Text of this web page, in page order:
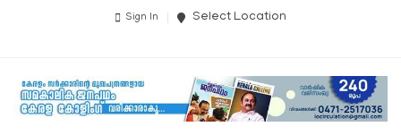
Sign In Select Location